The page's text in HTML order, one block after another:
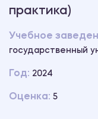
практика)
Учебное
государственный
Год: 2024
Оценка: 5